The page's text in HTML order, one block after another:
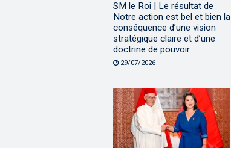
SM le Roi | Le résultat de
Notre action est bel et bien la
conséquence d’une vision
stratégique claire et d’une
doctrine de pouvoir
29/07/2026